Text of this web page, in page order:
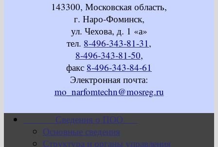
143300, Московская область,
г. Наро-Фоминск,
ул. Чехова, д. 1 «а»
тел. 8-496-343-81-31,
8-496-343-81-50,
факс 8-496-343-84-61
Электронная почта:
mo_narfomtechn@mosreg.ru
Сведения о ПОО
Основные сведения
Структура и органы управления